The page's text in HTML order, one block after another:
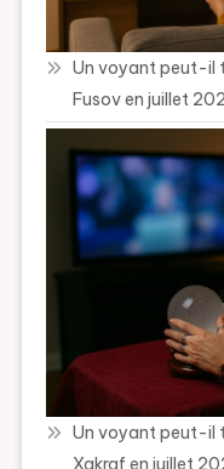
Un voyant peut-il
Fusov en juillet
Un voyant peut-il